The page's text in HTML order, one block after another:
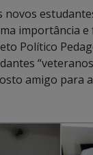
novos
importância
Político
amigo para